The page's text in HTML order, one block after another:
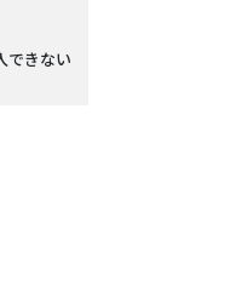
できない